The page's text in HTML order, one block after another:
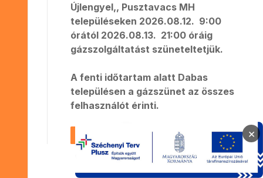
×
Újlengyel,, Pusztavacs MH
településeken 2026.08.12. 9:00
órától 2026.08.13. 21:00 óráig
gázszolgáltatást szüneteltetjük.
A fenti időtartam alatt Dabas
településen a gázszünet az összes
felhasználót érinti.
Bővebben …
Továbbiak betöltése